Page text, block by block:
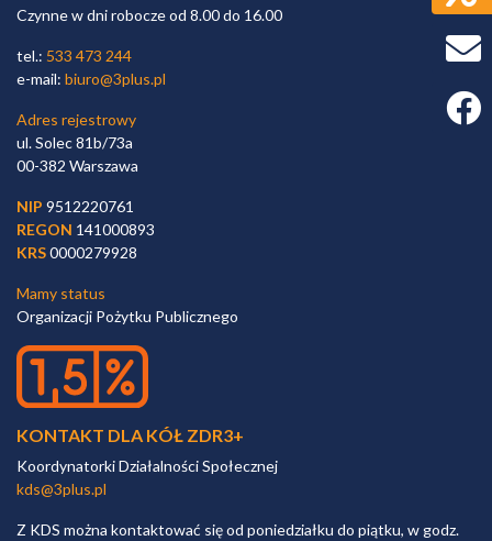
Czynne w dni robocze od 8.00 do 16.00
tel.: 533 473 244
e-mail: biuro@3plus.pl
Adres rejestrowy
ul. Solec 81b/73a
00-382 Warszawa
NIP 9512220761
REGON 141000893
KRS0000279928
Mamy status
Organizacji Pożytku Publicznego
KONTAKT DLA KÓŁ ZDR3+
Koordynatorki Działalności Społecznej
kds@3plus.pl
Z KDS można kontaktować się od poniedziałku do piątku, w godz.